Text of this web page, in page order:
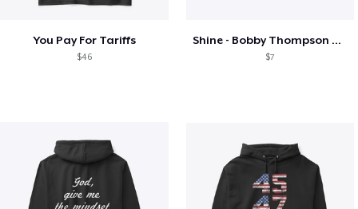
You Pay For Tariffs
$46
Shine - Bobby Thompson Band Merch
$7